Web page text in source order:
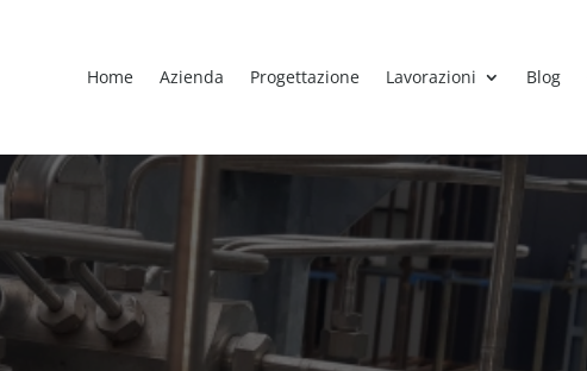
Home Azienda Progettazione Lavorazioni Blog